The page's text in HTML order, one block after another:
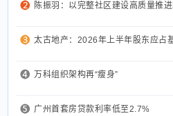
陈振羽：以完整社区建设高质量推
太古地产：2026年上半年股东应占
万科组织架构再“瘦身”
广州首套房贷款利率低至2.7%